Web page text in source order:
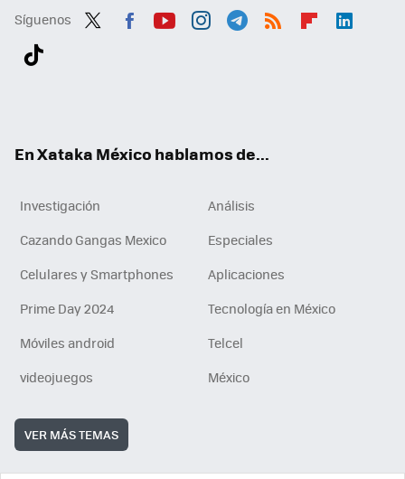
Síguenos
En Xataka México hablamos de...
Investigación
Análisis
Cazando Gangas Mexico
Especiales
Celulares y Smartphones
Aplicaciones
Prime Day 2024
Tecnología en México
Móviles android
Telcel
videojuegos
México
VER MÁS TEMAS